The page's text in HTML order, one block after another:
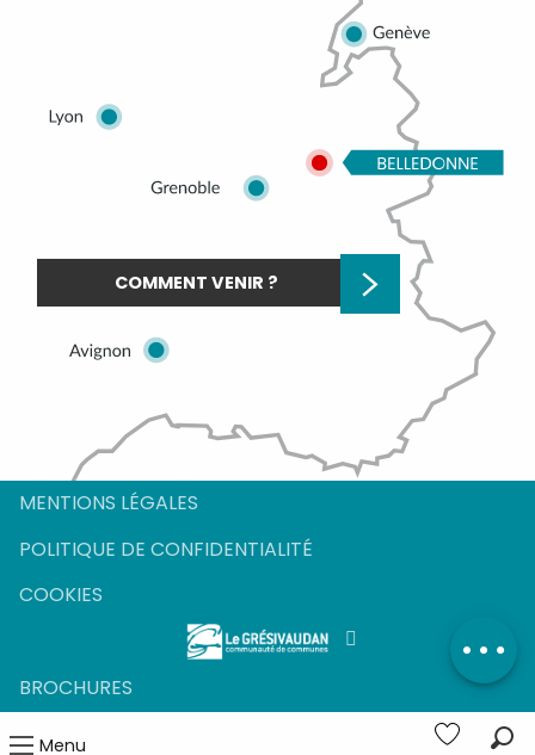
Menu
COMMENT VENIR ?
MENTIONS LÉGALES
POLITIQUE DE CONFIDENTIALITÉ
COOKIES
BROCHURES